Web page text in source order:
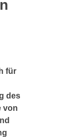
für
des
von